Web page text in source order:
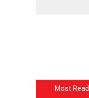
Most Read